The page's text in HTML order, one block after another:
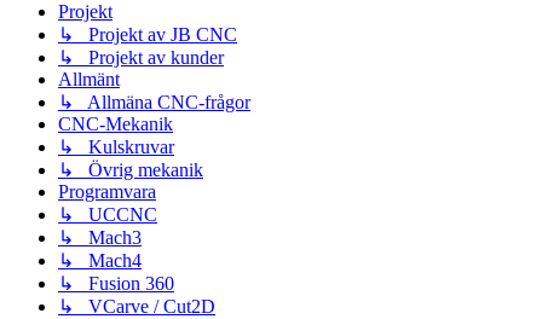
Projekt
↳ Projekt av JB CNC
↳ Projekt av kunder
Allmänt
↳ Allmäna CNC-frågor
CNC-Mekanik
↳ Kulskruvar
↳ Övrig mekanik
Programvara
↳ UCCNC
↳ Mach3
↳ Mach4
↳ Fusion 360
↳ VCarve / Cut2D